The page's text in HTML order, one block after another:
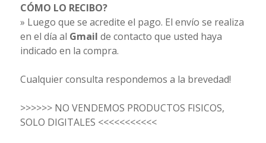
CÓMO LO RECIBO?
» Luego que se acredite el pago. El envío se realiza
en el día al Gmail de contacto que usted haya
indicado en la compra.
Cualquier consulta respondemos a la brevedad!
>>>>>> NO VENDEMOS PRODUCTOS FISICOS,
SOLO DIGITALES <<<<<<<<<<<